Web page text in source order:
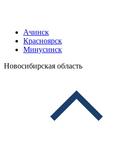
Ачинск
Красноярск
Минусинск
Новосибирская область